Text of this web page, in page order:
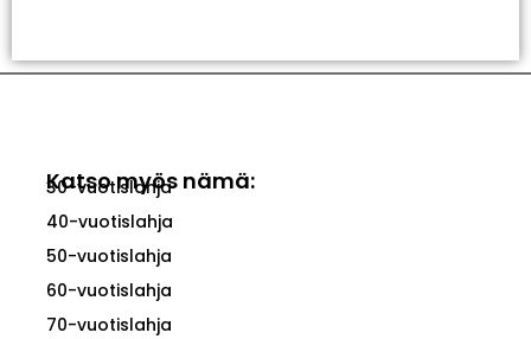
Katso myös nämä:
30-vuotislahja
40-vuotislahja
50-vuotislahja
60-vuotislahja
70-vuotislahja